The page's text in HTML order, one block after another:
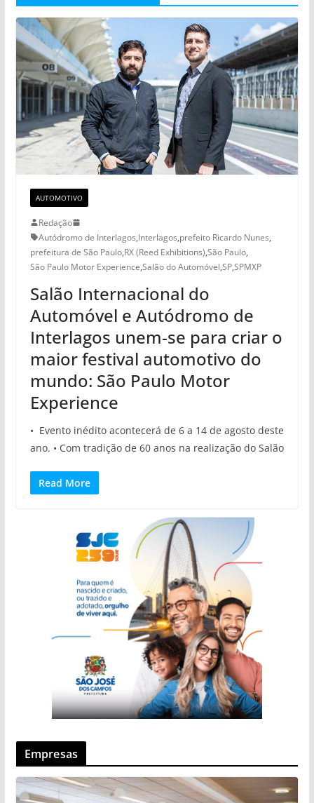
AUTOMOTIVO
Redação
Autódromo de Interlagos,Interlagos,prefeito Ricardo Nunes,
prefeitura de São Paulo,RX (Reed Exhibitions),São Paulo,
São Paulo Motor Experience,Salão do Automóvel,SP,SPMXP
Salão Internacional do
Automóvel e Autódromo de
Interlagos unem-se para criar o
maior festival automotivo do
mundo: São Paulo Motor
Experience
• Evento inédito acontecerá de 6 a 14 de agosto deste
ano. • Com tradição de 60 anos na realização do Salão
Read More
Empresas